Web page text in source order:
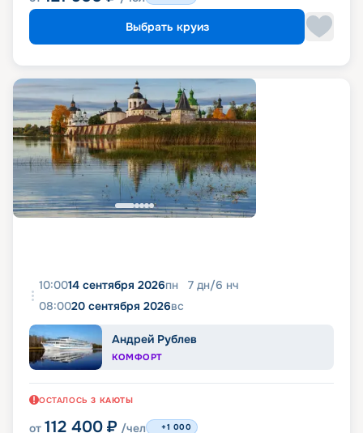
Выбрать круиз
10:0014 сентября 2026пн 7 дн/6 нч
08:0020 сентября 2026вс
Андрей Рублев
КОМФОРТ
ОСТАЛОСЬ 3 КАЮТЫ
от 112 400 ₽ /чел +1 000